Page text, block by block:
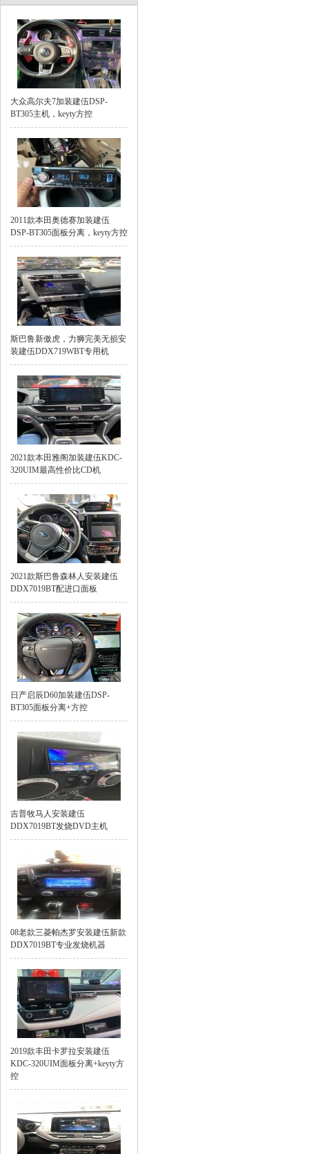
大众高尔夫7加装建伍DSP-
BT305主机，keyty方控
2011款本田奥德赛加装建伍
DSP-BT305面板分离，keyty方控
斯巴鲁新傲虎，力狮完美无损安
装建伍DDX719WBT专用机
2021款本田雅阁加装建伍KDC-
320UIM最高性价比CD机
2021款斯巴鲁森林人安装建伍
DDX7019BT配进口面板
日产启辰D60加装建伍DSP-
BT305面板分离+方控
吉普牧马人安装建伍
DDX7019BT发烧DVD主机
08老款三菱帕杰罗安装建伍新款
DDX7019BT专业发烧机器
2019款丰田卡罗拉安装建伍
KDC-320UIM面板分离+keyty方
控